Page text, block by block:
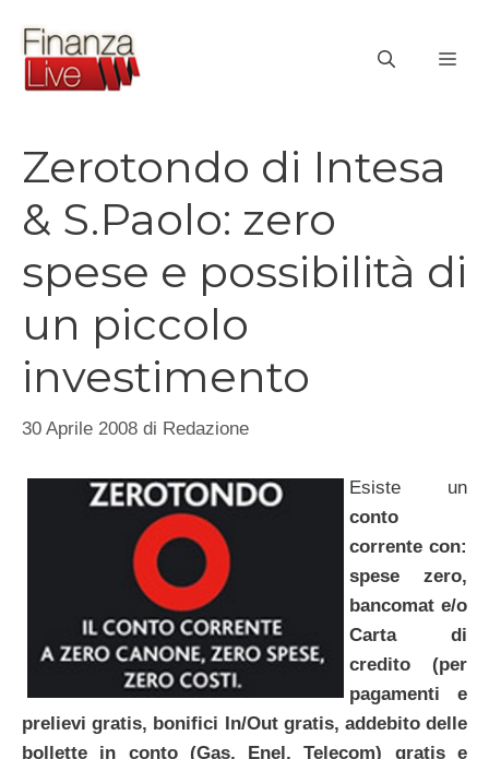
contenuto
Zerotondo di Intesa
& S.Paolo: zero
spese e possibilità di
un piccolo
investimento
30 Aprile 2008 di Redazione
Esiste un
conto
corrente con:
spese zero,
bancomat e/o
Carta di
credito (per
pagamenti e
prelievi gratis, bonifici In/Out gratis, addebito delle
bollette in conto (Gas, Enel, Telecom) gratis e